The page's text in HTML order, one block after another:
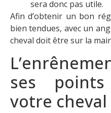
sera donc pas utile.
Afin d’obtenir un bon
bien tendues, avec un
cheval doit être sur la
ses
votre cheval